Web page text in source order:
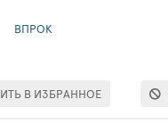
ВПРОК
В ИЗБРАННОЕ